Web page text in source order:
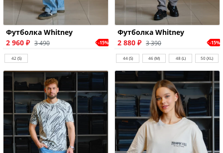
Футболка Whitney
2 960 ₽ 3 490 -15%
42 (S)
Футболка Whitney
2 880 ₽ 3 390 -15%
44 (S) 46 (M) 48 (L) 50 (XL)